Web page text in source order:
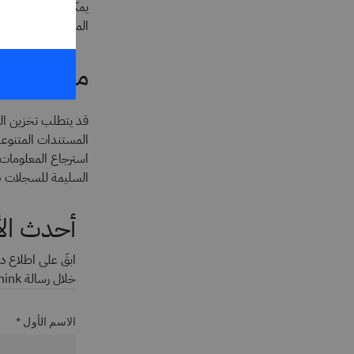
يمكن أن توفر لك
المركزي، ومسارات
ما سبب
قد يتطلب تخزين
المستندات
استرجاع
السليمة للسجلات
أحدث
ابقَ على اطلاع
خلال رسالة Think الإخبارية. راجع
الاسم الأول *